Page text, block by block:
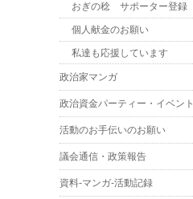
おぎの稔 サポーター登録
個人献金のお願い
私達も応援しています
政治家マンガ
政治資金パーティー・イベント
活動のお手伝いのお願い
議会通信・政策報告
資料-マンガ-活動記録